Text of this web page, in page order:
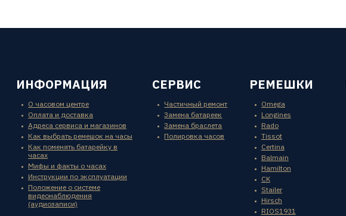
ИНФОРМАЦИЯ
О часовом центре
Оплата и доставка
Адреса сервиса и магазинов
Как выбрать ремешок на часы
Как поменять батарейку в
часах
Мифы и факты о часах
Инструкции по эксплуатации
Положение о системе
видеонаблюдения
(аудиозаписи)
СЕРВИС
Частичный ремонт
Замена батареек
Замена браслета
Полировка часов
РЕМЕШКИ
Omega
Longines
Rado
Tissot
Certina
Balmain
Hamilton
CK
Stailer
Hirsch
RIOS1931